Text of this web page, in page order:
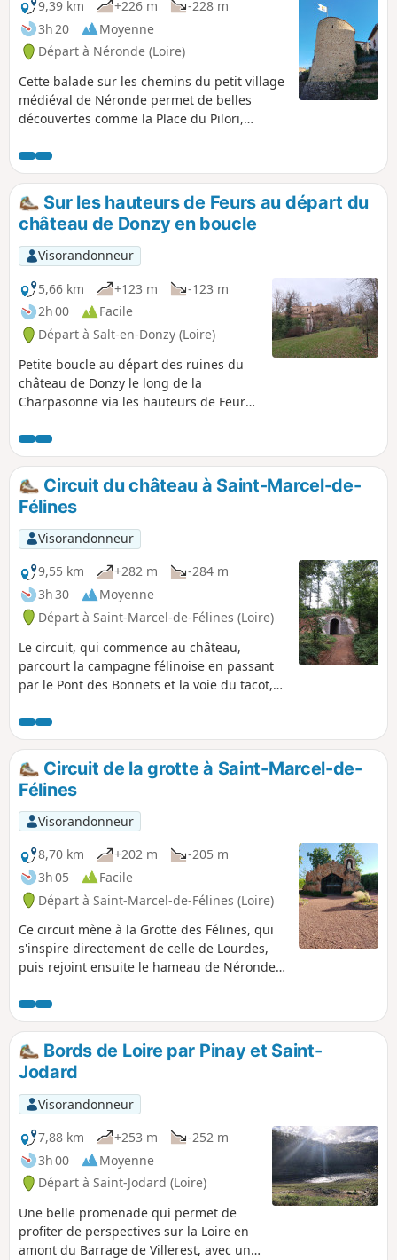
9,39 km +226 m
-228 m
3h 20
Moyenne
Départ à Néronde (Loire)
Cette balade sur les chemins du petit village
médiéval de Néronde permet de belles
découvertes comme la Place du Pilori,
d'orientation, le plan d'eau, le lavoir et la
Tour Coton.
Sur les hauteurs de Feurs au départ du
château de Donzy en boucle
Visorandonneur
5,66 km
+123 m
-123 m
2h 00
Facile
Départ à Salt-en-Donzy (Loire)
Petite boucle au départ des ruines du
château de Donzy le long de la
Charpasonne via les hauteurs de Feurs.
avec un soleil couchant se reflétant sur
les étangs de la Loire et en arrière fond
les monts du Forez .
Circuit du château à Saint-Marcel-de-
Félines
Visorandonneur
9,55 km
+282 m
-284 m
3h 30
Moyenne
Départ à Saint-Marcel-de-Félines (Loire)
Le circuit, qui commence au château,
parcourt la campagne félinoise en passant
par le Pont des Bonnets et la voie du tacot,
forêt.
Circuit de la grotte à Saint-Marcel-de-
Félines
Visorandonneur
8,70 km
+202 m
-205 m
3h 05
Facile
Départ à Saint-Marcel-de-Félines (Loire)
Ce circuit mène à la Grotte des Félines, qui
s'inspire directement de celle de Lourdes,
puis rejoint ensuite le hameau de Nérondet,
Bords de Loire par Pinay et Saint-
Jodard
Visorandonneur
7,88 km
+253 m
-252 m
3h 00
Moyenne
Départ à Saint-Jodard (Loire)
Une belle promenade qui permet de
profiter de perspectives sur la Loire en
amont du Barrage de Villerest, avec un